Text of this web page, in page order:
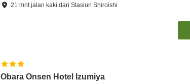
21 mntjalan kaki dariStasiun Shiroishi
Obara Onsen Hotel Izumiya